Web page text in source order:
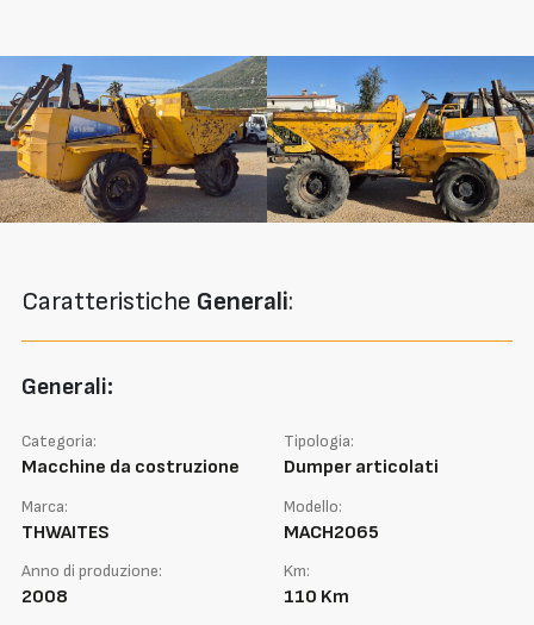
Caratteristiche Generali:
Generali:
Categoria:
Macchine da costruzione
Tipologia:
Dumper articolati
Marca:
THWAITES
Modello:
MACH2065
Anno di produzione:
2008
Km:
110 Km